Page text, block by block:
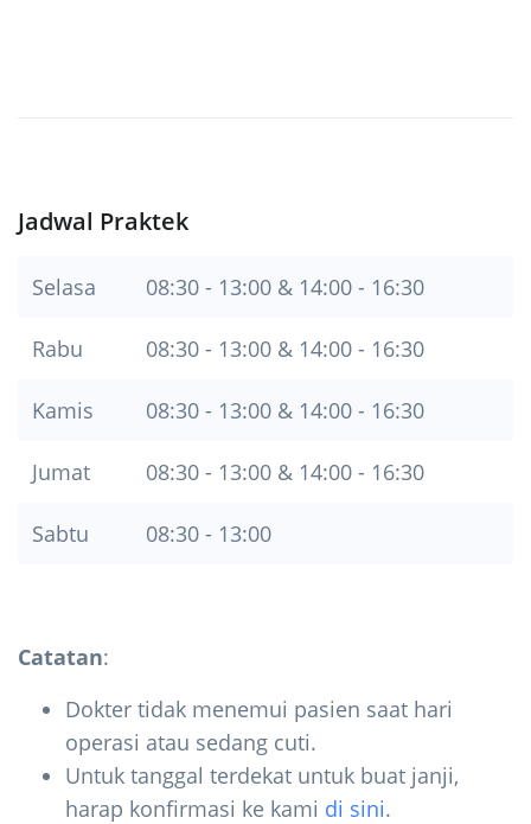
Jadwal Praktek
Selasa 08:30 - 13:00 & 14:00 - 16:30
Rabu 08:30 - 13:00 & 14:00 - 16:30
Kamis 08:30 - 13:00 & 14:00 - 16:30
Jumat 08:30 - 13:00 & 14:00 - 16:30
Sabtu 08:30 - 13:00
Catatan:
Dokter tidak menemui pasien saat hari
operasi atau sedang cuti.
Untuk tanggal terdekat untuk buat janji,
harap konfirmasi ke kami di sini.